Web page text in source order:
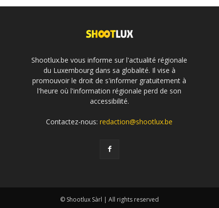
Shootlux.be vous informe sur l'actualité régionale
du Luxembourg dans sa globalité. Il vise à
promouvoir le droit de s'informer gratuitement à
l'heure où l'information régionale perd de son
accessibilité.
Contactez-nous:redaction@shootlux.be
© Shootlux Sàrl | All rights reserved